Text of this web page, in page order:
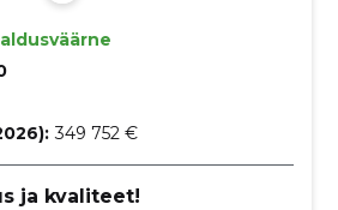
349 752 €
ja kvaliteet!